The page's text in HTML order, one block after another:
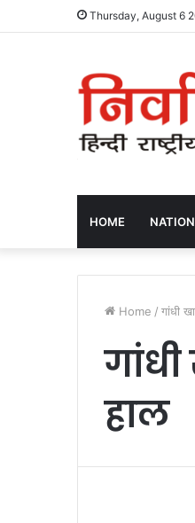
Thursday, August 6
HOME
Home / गांधी
हाल